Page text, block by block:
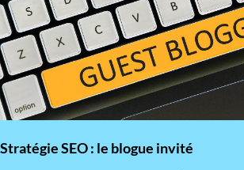
Stratégie SEO : le blogue invité